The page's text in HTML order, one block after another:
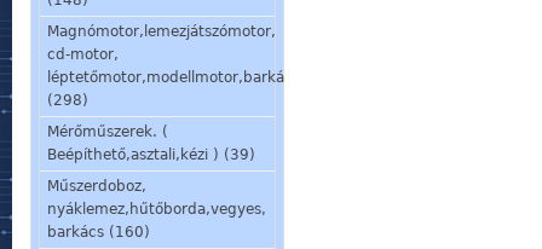
Magnómotor,lemezjátszómotor,
cd-motor,
léptetőmotor,modellmotor,barkácsmotor.
(298)
Mérőműszerek. (
Beépíthető,asztali,kézi ) (39)
Műszerdoboz,
nyáklemez,hűtőborda,vegyes,
barkács (160)